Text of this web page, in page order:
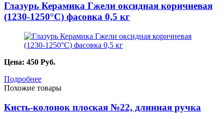
Глазурь Керамика Гжели оксидная коричневая
(1230-1250°С) фасовка 0,5 кг
Цена: 450 Руб.
Подробнее
Похожие товары
Кисть-колонок плоская №22, длинная ручка